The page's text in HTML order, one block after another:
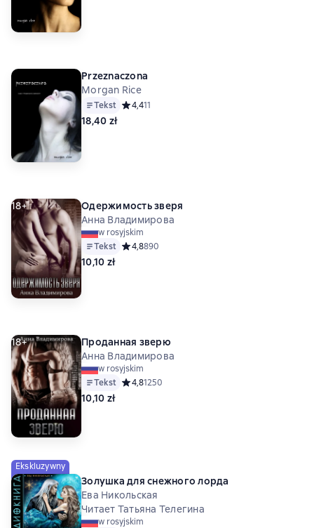
Przeznaczona
Morgan Rice
Tekst Средний рейтинг 4,4 на основе 11 оценок
4,411
18,40 zł
18+
Одержимость зверя
Анна Владимирова
w rosyjskim
Tekst Средний рейтинг 4,8 на основе 890 оценок
4,8890
10,10 zł
18+
Проданная зверю
Анна Владимирова
w rosyjskim
Tekst Средний рейтинг 4,8 на основе 1250 оценок
4,81250
10,10 zł
Ekskluzywny
Золушка для снежного лорда
Ева Никольская
Читает Татьяна Телегина
w rosyjskim